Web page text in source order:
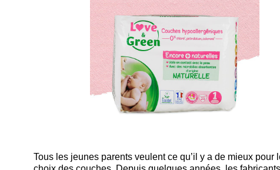
Tous les jeunes parents veulent ce qu’il y a de mieux